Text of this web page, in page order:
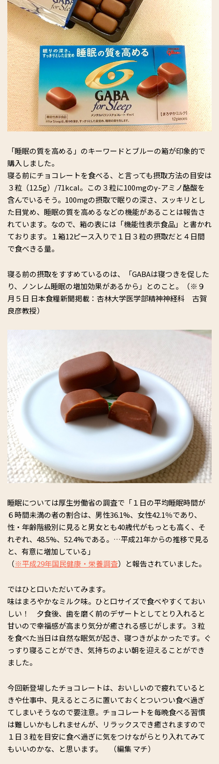
「睡眠の質を高める」のキーワードとブルーの箱が印象的で
購入しました。
寝る前にチョコレートを食べる、と言っても摂取方法の目安は
３粒（12.5g）/71kcal。この３粒に100mgのγ-アミノ酪酸を
含んでいるそう。100mgの摂取で眠りの深さ、スッキリとし
た目覚め、睡眠の質を高めるなどの機能があることは報告さ
れています。なので、箱の表には「機能性表示食品」と書かれ
ております。１箱12ピース入りで１日３粒の摂取だと４日間
で食べきる量。
寝る前の摂取をすすめているのは、「GABAは寝つきを促した
り、ノンレム睡眠の増加効果があるから」とのこと。（※９
月５日 日本食糧新聞掲載：杏林大学医学部精神神経科 古賀
良彦教授）
睡眠については厚生労働省の調査で「１日の平均睡眠時間が
６時間未満の者の割合は、男性36.1%、女性42.1％であり、
性・年齢階級別に見ると男女とも40歳代がもっとも高く、そ
れぞれ、48.5%、52.4%である。…平成21年からの推移で見る
と、有意に増加している」
（※平成29年国民健康・栄養調査）と報告されていました。
ではひと口いただいてみます。
味はまろやかなミルク味。ひと口サイズで食べやすくておい
しい！ 夕食後、歯を磨く前のデザートとしてとり入れると
甘いので幸福感が高まり気分が癒される感じがします。３粒
を食べた当日は自然な眠気が起き、寝つきがよかったです。ぐ
っすり寝ることができ、気持ちのよい朝を迎えることができ
ました。
今回新登場したチョコレートは、おいしいので疲れていると
きや仕事中、見えるところに置いておくとついつい食べ過ぎ
てしまいそうなので要注意。チョコレートを毎晩食べる習慣
は難しいかもしれませんが、リラックスでき癒されますので
１日３粒を目安に食べ過ぎに気をつけながらとり入れてみて
もいいのかな、と思います。 （編集 マチ）